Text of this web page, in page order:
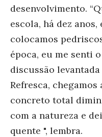
desenvolvimento.
escola, há dez
colocamos
época, eu me senti
discussão
Refresca,
concreto total
com a natureza e
quente ", lembra.